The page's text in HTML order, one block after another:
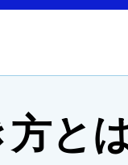
方と